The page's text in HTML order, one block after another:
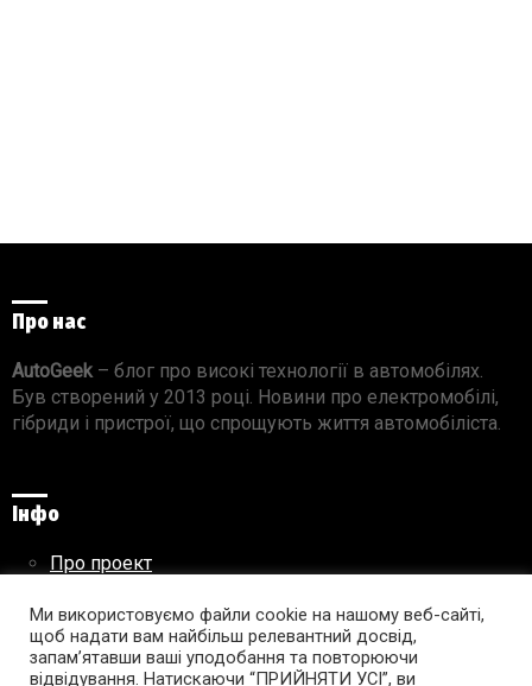
Про нас
AutoGeek – блог про високі технології в автомобілях.
Був створений у 2013 році. Новини про електромобілі,
гібриди і пристрої, що спрощують життя автомобіліста.
Інфо
Про проект
Правила використання матеріалів
Ми використовуємо файли cookie на нашому веб-сайті,
щоб надати вам найбільш релевантний досвід,
запам’ятавши ваші уподобання та повторюючи
відвідування. Натискаючи “ПРИЙНЯТИ УСІ”, ви